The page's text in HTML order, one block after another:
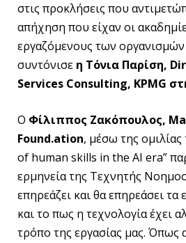
στις προκλήσεις που
απήχηση που είχαν οι
εργαζόμενους των
συντόνισε η Τόνια Παρίση,
Services Consulting, KPMG
O Φίλιππος Ζακόπουλος,
Found.ation, μέσω της
of human skills in the AI era”
ερμηνεία της Τεχνητής
επηρεάζει και θα επηρεάσει τα
και το πως η τεχνολογία έχει
τρόπο της εργασίας μας. Όπως